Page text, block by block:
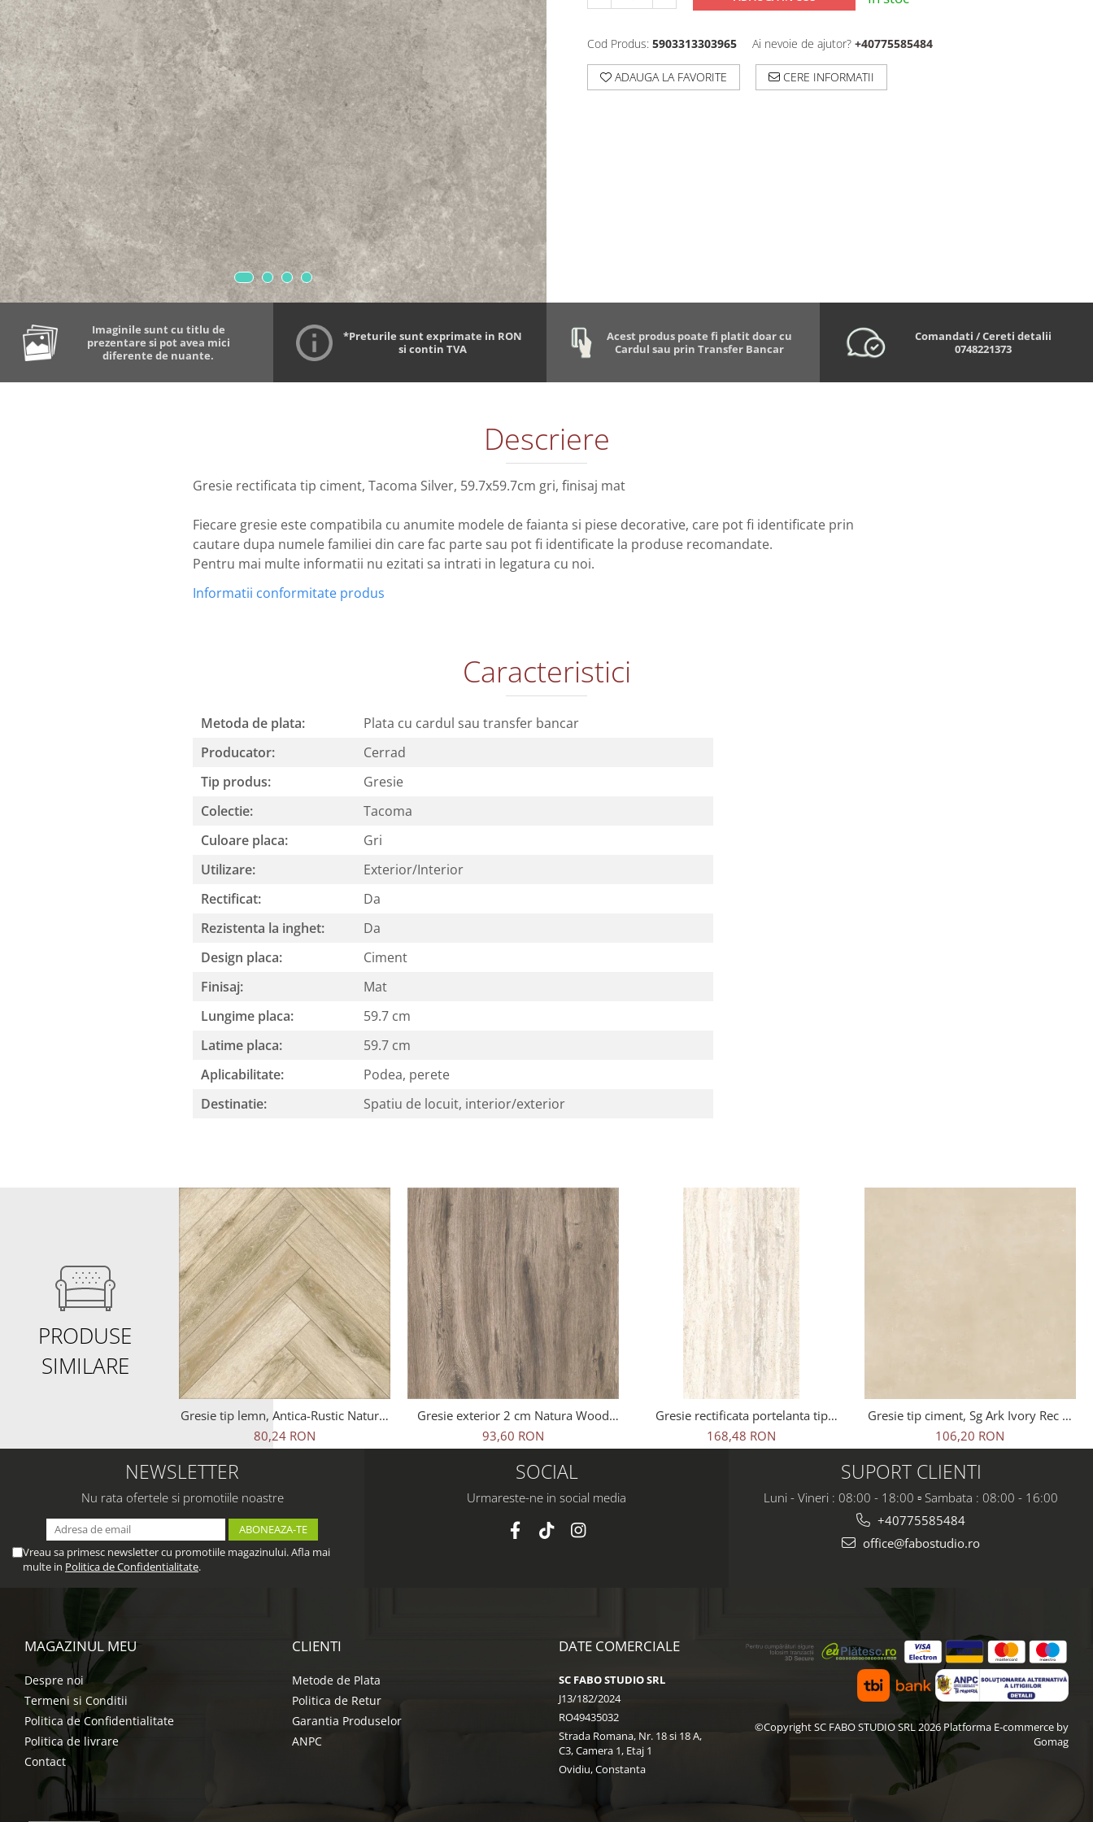
Cod Produs: 5903313303965 Ai nevoie de ajutor? +40775585484
ADAUGA LA FAVORITE CERE INFORMATII
Imaginile sunt cu titlu de
prezentare si pot avea mici
diferente de nuante.
*Preturile sunt exprimate in RON
si contin TVA
Acest produs poate fi platit doar cu
Cardul sau prin Transfer Bancar
Comandati / Cereti detalii
0748221373
Descriere
Gresie rectificata tip ciment, Tacoma Silver, 59.7x59.7cm gri, finisaj mat
Fiecare gresie este compatibila cu anumite modele de faianta si piese decorative, care pot fi identificate prin
cautare dupa numele familiei din care fac parte sau pot fi identificate la produse recomandate.
Pentru mai multe informatii nu ezitati sa intrati in legatura cu noi.
Informatii conformitate produs
Caracteristici
Metoda de plata:
Plata cu cardul sau transfer bancar
Producator:
Cerrad
Tip produs:
Gresie
Colectie:
Tacoma
Culoare placa:
Gri
Utilizare:
Exterior/Interior
Rectificat:
Da
Rezistenta la inghet:
Da
Design placa:
Ciment
Finisaj:
Mat
Lungime placa:
59.7 cm
Latime placa:
59.7 cm
Aplicabilitate:
Podea, perete
Destinatie:
Spatiu de locuit, interior/exterior
PRODUSE
SIMILARE
Gresie tip lemn, Antica-Rustic Natural
6093, 45x45 cm, portelanata, bej,
finisaj mat
80,24 RON
Gresie exterior 2 cm Natura Wood
Oak Outdoor maro, 0.73mp/cut
93,60 RON
Gresie rectificata portelanta tip
travertin, Travertin Bone Sugar
25621011, 60x120 cm, bej, finisaj
168,48 RON
Gresie tip ciment, Sg Ark Ivory Rec 1.
60x60x0.7 cm, rectificata,
portelanata, bej, finisaj mat
106,20 RON
NEWSLETTER
Nu rata ofertele si promotiile noastre
Vreau sa primesc newsletter cu promotiile magazinului. Afla mai
multe in Politica de Confidentialitate.
SOCIAL
Urmareste-ne in social media
SUPORT CLIENTI
Luni - Vineri : 08:00 - 18:00 ▫️ Sambata : 08:00 - 16:00
+40775585484
office@fabostudio.ro
MAGAZINUL MEU
Despre noi
Termeni si Conditii
Politica de Confidentialitate
Politica de livrare
Contact
CLIENTI
Metode de Plata
Politica de Retur
Garantia Produselor
ANPC
DATE COMERCIALE
SC FABO STUDIO SRL
J13/182/2024
RO49435032
Strada Romana, Nr. 18 si 18 A,
C3, Camera 1, Etaj 1
Ovidiu, Constanta
©Copyright SC FABO STUDIO SRL 2026 Platforma E-commerce by
Gomag